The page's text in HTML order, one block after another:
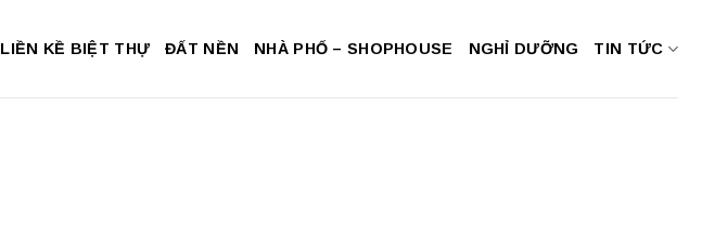
LIỀN KỀ BIỆT THỰ ĐẤT NỀN NHÀ PHỐ – SHOPHOUSE NGHỈ DƯỠNG TIN TỨC